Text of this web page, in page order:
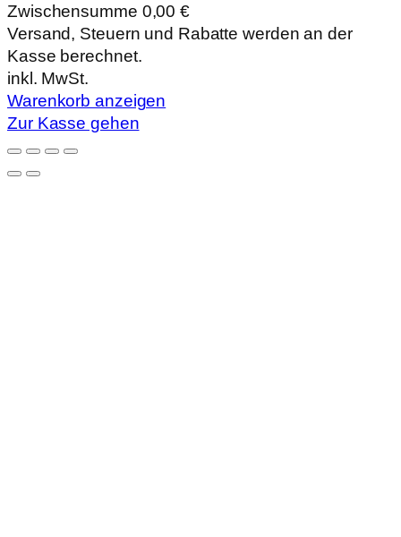
Produkte
im
Warenkorb
Zwischensumme 0,00 €
Versand, Steuern und Rabatte werden an der
Kasse berechnet.
inkl. MwSt.
Warenkorb anzeigen
Zur Kasse gehen